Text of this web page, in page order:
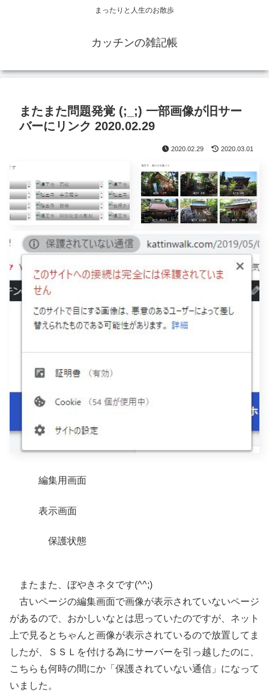
まったりと人生のお散歩
カッチンの雑記帳
またまた問題発覚 (;_;) 一部画像が旧サー
バーにリンク 2020.02.29
2020.02.29 2020.03.01
編集用画面
表示画面
保護状態
またまた、ぼやきネタです(^^;)
古いページの編集画面で画像が表示されていないページ
があるので、おかしいなとは思っていたのですが、ネット
上で見るとちゃんと画像が表示されているので放置してま
したが、ＳＳＬを付ける為にサーバーを引っ越したのに、
こちらも何時の間にか「保護されていない通信」になって
いました。